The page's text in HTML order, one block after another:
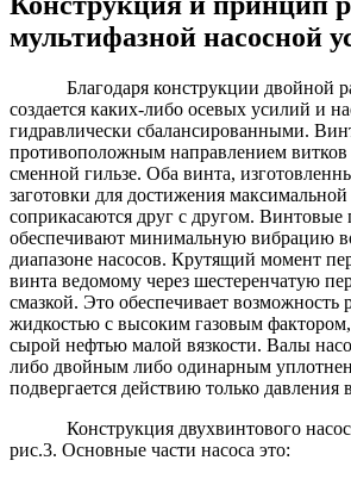
мультифазной насосной
Благодаря конструкции двойной
создается каких-либо осевых усилий и
гидравлически сбалансированными.
противоположным направлением витков
сменной гильзе. Оба винта,
заготовки для достижения
соприкасаются друг с другом. Винтовые
обеспечивают минимальную вибрацию
диапазоне насосов. Крутящий момент
винта ведомому через шестеренчатую
смазкой. Это обеспечивает возможность
жидкостью с высоким газовым
сырой нефтью малой вязкости. Валы
либо двойным либо одинарным
подвергается действию только давления
Конструкция двухвинтового насоса
рис.3. Основные части насоса это: